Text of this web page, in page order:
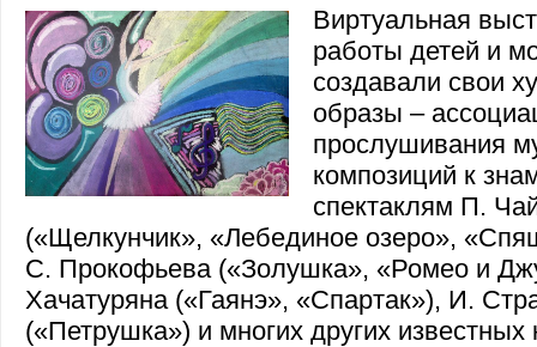
Виртуальная
работы детей и
создавали свои
образы –
прослушивания
композиций к
спектаклям П.
(«Щелкунчик», «Лебединое озеро»,
С. Прокофьева («Золушка», «Ромео и
Хачатуряна («Гаянэ», «Спартак»), И.
(«Петрушка») и многих других известных